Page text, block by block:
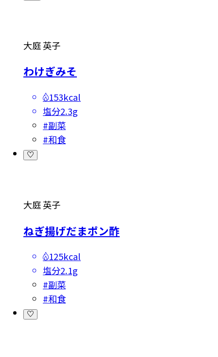
大庭 英子
わけぎみそ
153kcal
塩分2.3g
#副菜
#和食
大庭 英子
ねぎ揚げだまポン酢
125kcal
塩分2.1g
#副菜
#和食